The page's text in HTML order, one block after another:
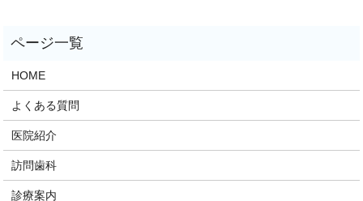
HOME
よくある質問
医院紹介
訪問歯科
診療案内